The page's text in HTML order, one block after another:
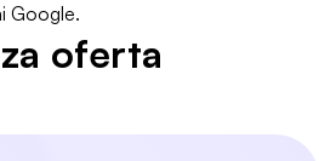
Google.
oferta